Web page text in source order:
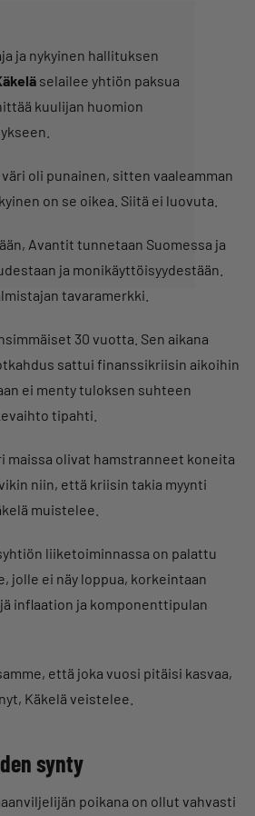
ja nykyinen hallituksen
selailee yhtiön paksua
kuulijan huomion
oli punainen, sitten vaaleamman
on se oikea. Siitä ei luovuta.
Avantit tunnetaan Suomessa ja
ja monikäyttöisyydestään.
tavaramerkki.
30 vuotta. Sen aikana
sattui finanssikriisin aikoihin
ei menty tuloksen suhteen
tipahti.
maissa olivat hamstranneet koneita
niin, että kriisin takia myynti
muistelee.
liiketoiminnassa on palattu
jolle ei näy loppua, korkeintaan
inflaation ja komponenttipulan
että joka vuosi pitäisi kasvaa,
Käkelä veistelee.
synty
poikana on ollut vahvasti